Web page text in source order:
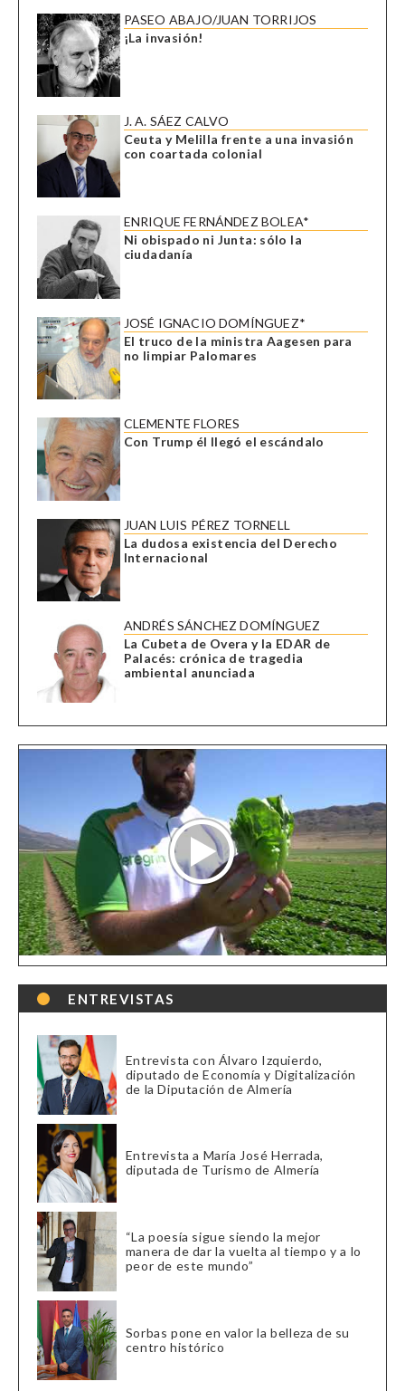
PASEO ABAJO/JUAN TORRIJOS
¡La invasión!
J. A. SÁEZ CALVO
Ceuta y Melilla frente a una invasión
con coartada colonial
ENRIQUE FERNÁNDEZ BOLEA*
Ni obispado ni Junta: sólo la
ciudadanía
JOSÉ IGNACIO DOMÍNGUEZ*
El truco de la ministra Aagesen para
no limpiar Palomares
CLEMENTE FLORES
Con Trump él llegó el escándalo
JUAN LUIS PÉREZ TORNELL
La dudosa existencia del Derecho
Internacional
ANDRÉS SÁNCHEZ DOMÍNGUEZ
La Cubeta de Overa y la EDAR de
Palacés: crónica de tragedia
ambiental anunciada
ENTREVISTAS
Entrevista con Álvaro Izquierdo,
diputado de Economía y Digitalización
de la Diputación de Almería
Entrevista a María José Herrada,
diputada de Turismo de Almería
“La poesía sigue siendo la mejor
manera de dar la vuelta al tiempo y a lo
peor de este mundo”
Sorbas pone en valor la belleza de su
centro histórico